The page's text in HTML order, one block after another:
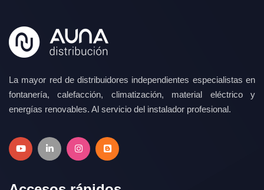
La mayor red de distribuidores independientes especialistas en
fontanería, calefacción, climatización, material eléctrico y
energías renovables. Al servicio del instalador profesional.